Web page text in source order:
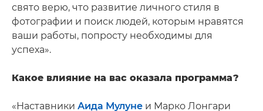
свято верю, что развитие личного стиля в
фотографии и поиск людей, которым нравятся
ваши работы, попросту необходимы для
успеха».
Какое влияние на вас оказала программа?
«Наставники Аида Мулуне и Марко Лонгари